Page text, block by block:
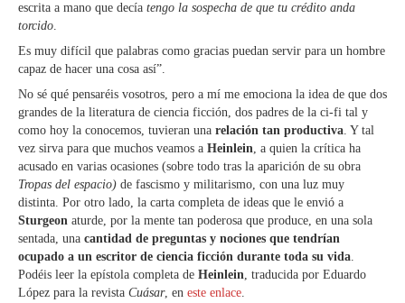
escrita a mano que decía tengo la sospecha de que tu crédito anda
torcido.
Es muy difícil que palabras como gracias puedan servir para un hombre
capaz de hacer una cosa así”.
No sé qué pensaréis vosotros, pero a mí me emociona la idea de que dos
grandes de la literatura de ciencia ficción, dos padres de la ci-fi tal y
como hoy la conocemos, tuvieran una relación tan productiva. Y tal
vez sirva para que muchos veamos a Heinlein, a quien la crítica ha
acusado en varias ocasiones (sobre todo tras la aparición de su obra
Tropas del espacio) de fascismo y militarismo, con una luz muy
distinta. Por otro lado, la carta completa de ideas que le envió a
Sturgeon aturde, por la mente tan poderosa que produce, en una sola
sentada, una cantidad de preguntas y nociones que tendrían
ocupado a un escritor de ciencia ficción durante toda su vida.
Podéis leer la epístola completa de Heinlein, traducida por Eduardo
López para la revista Cuásar, en este enlace.